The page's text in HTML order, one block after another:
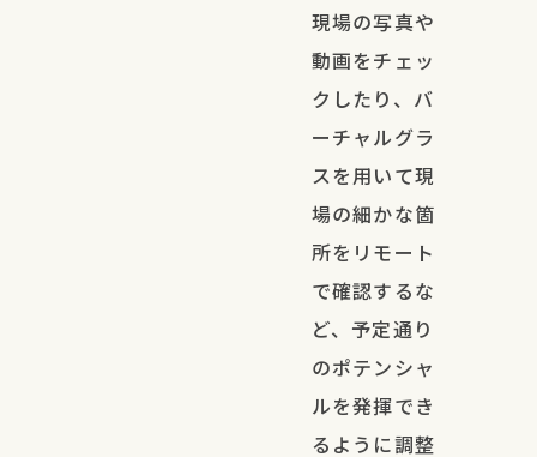
現場の写真や
動画をチェッ
クしたり、バ
ーチャルグラ
スを用いて現
場の細かな箇
所をリモート
で確認するな
ど、予定通り
のポテンシャ
ルを発揮でき
るように調整